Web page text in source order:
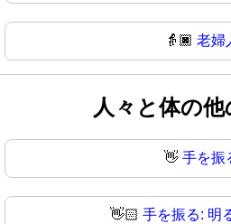
👵🏿 老婦
人々と体の
👋 手を振
👋🏻 手を振る: 明